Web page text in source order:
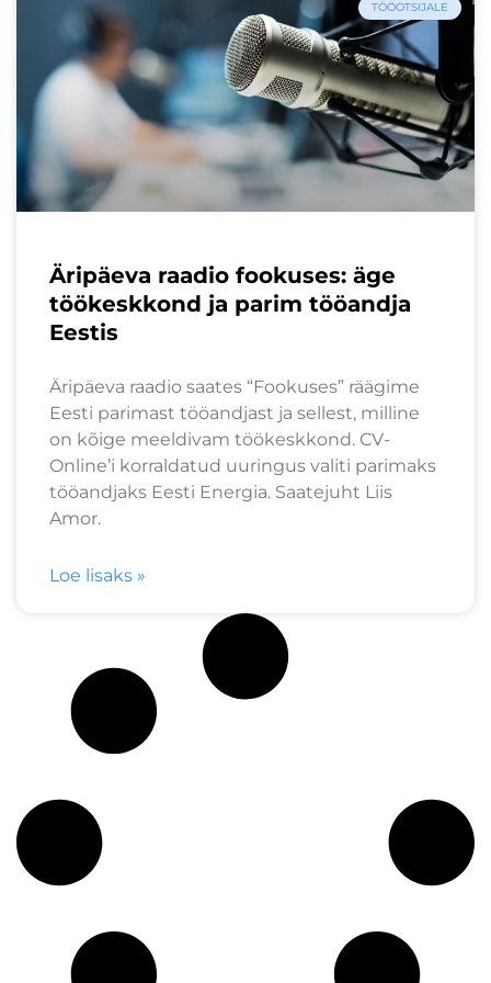
TÖÖOTSIJALE
Äripäeva raadio fookuses: äge
töökeskkond ja parim tööandja
Eestis
Äripäeva raadio saates “Fookuses” räägime
Eesti parimast tööandjast ja sellest, milline
on kõige meeldivam töökeskkond. CV-
Online’i korraldatud uuringus valiti parimaks
tööandjaks Eesti Energia. Saatejuht Liis
Amor.
Loe lisaks »